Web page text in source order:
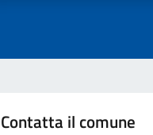
Contatta il comune